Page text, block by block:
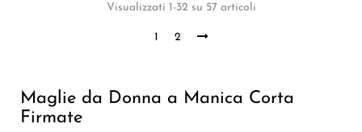
Visualizzati 1-32 su 57 articoli
1 2
Maglie da Donna a Manica Corta
Firmate